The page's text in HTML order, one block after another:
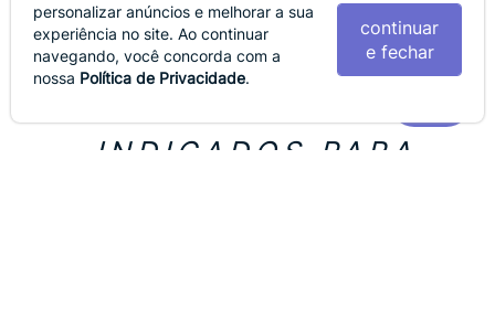
Seja o primeiro a avaliar! :)
(0)
INDICADOS PARA
personalizar anúncios e melhorar a sua
experiência no site. Ao continuar
navegando, você concorda com a
nossa Política de Privacidade.
continuar
e fechar